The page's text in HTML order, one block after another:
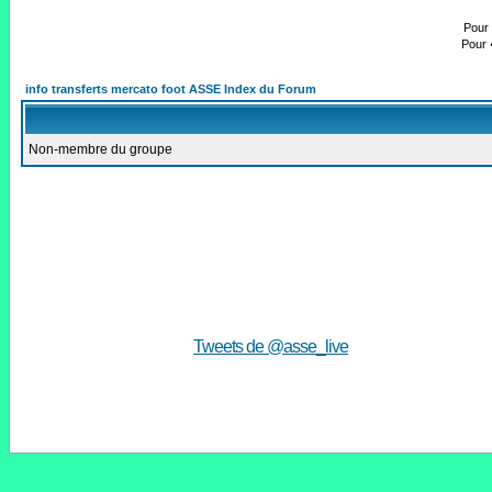
Pour
info transferts mercato foot ASSE Index du Forum
Non-membre du groupe
Tweets de @asse_live